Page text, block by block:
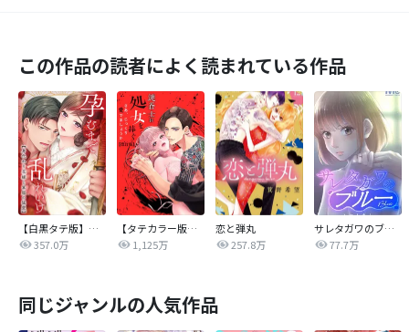
この作品の読者によく読まれている作品
【白黒タテ版】孕むまで乱れいけ～身代わり花嫁と軍服の猛愛
357.0万
【タテカラー版】漣蒼士に処女を捧ぐ～さあ、じっくり愛でましょうか
1,125万
恋と弾丸
257.8万
サレタガワのブルー【タテヨミ】
77.7万
同じジャンルの人気作品